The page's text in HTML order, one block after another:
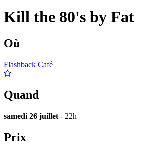
Kill the 80's by Fat
Où
Flashback Café
Quand
samedi 26 juillet - 22h
Prix